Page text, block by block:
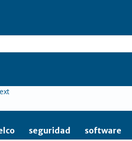
seguridad software